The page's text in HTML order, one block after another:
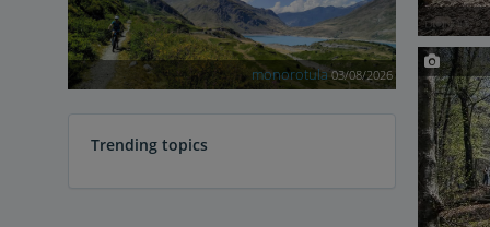
monorotula 03/08/2026
Trending topics